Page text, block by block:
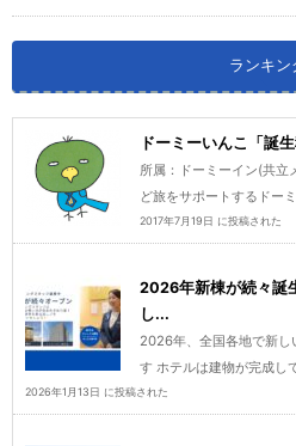
ランキン
ドーミーいんこ「誕
所属：ドーミーイン(共立
ど旅をサポートするドー
2017年7月19日 に投稿された
2026年新棟が続々誕
し...
2026年、全国各地で新し
す ホテルは建物が完成し
2026年1月13日 に投稿された